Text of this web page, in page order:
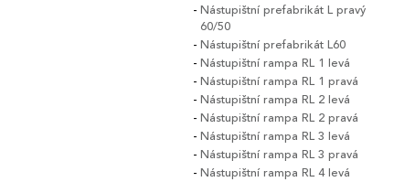
Nástupištní prefabrikát L pravý
60/50
Nástupištní prefabrikát L60
Nástupištní rampa RL 1 levá
Nástupištní rampa RL 1 pravá
Nástupištní rampa RL 2 levá
Nástupištní rampa RL 2 pravá
Nástupištní rampa RL 3 levá
Nástupištní rampa RL 3 pravá
Nástupištní rampa RL 4 levá